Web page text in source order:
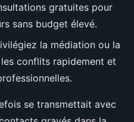
gratuites pour
sans budget élevé.
la médiation ou la
conflits rapidement et
se transmettait avec